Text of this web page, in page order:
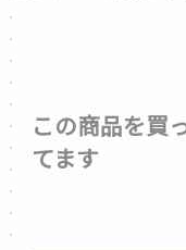
この商品を買
てます